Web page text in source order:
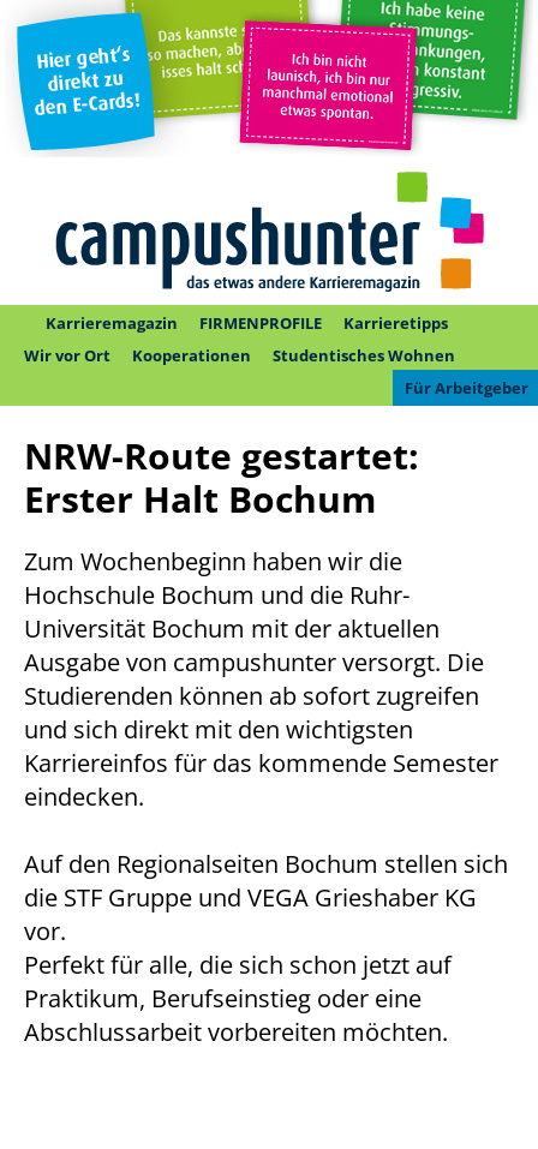
Karrieremagazin FIRMENPROFILE
Karrieretipps
Wir vor Ort
Kooperationen
Studentisches Wohnen
Für Arbeitgeber
NRW-Route gestartet:
Erster Halt Bochum
Zum Wochenbeginn haben wir die
Hochschule Bochum und die Ruhr-
Universität Bochum mit der aktuellen
Ausgabe von campushunter versorgt. Die
Studierenden können ab sofort zugreifen
und sich direkt mit den wichtigsten
Karriereinfos für das kommende Semester
eindecken.
Auf den Regionalseiten Bochum stellen sich
die STF Gruppe und VEGA Grieshaber KG
vor.
Perfekt für alle, die sich schon jetzt auf
Praktikum, Berufseinstieg oder eine
Abschlussarbeit vorbereiten möchten.